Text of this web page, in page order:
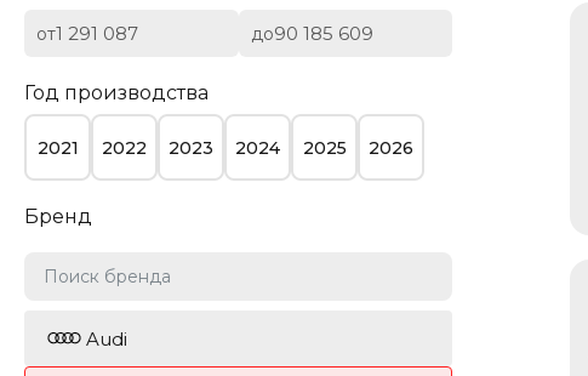
от до
Год производства
2021 2022 2023 2024 2025 2026
Бренд
Audi